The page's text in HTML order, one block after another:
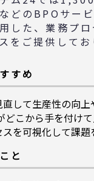
どのBPOサー
した、業務プ
をご提供してお
すめ
して生産性の向
どこから手を付け
を可視化して課題
と